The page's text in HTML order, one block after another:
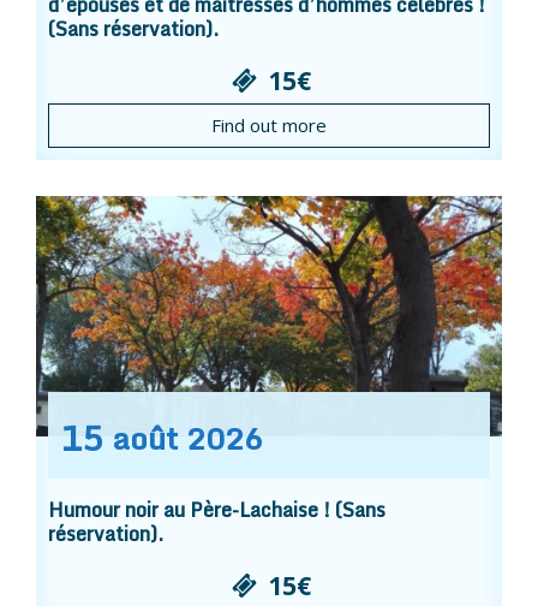
(Sans réservation).
15€
Find out more
15 août 2026
Humour noir au Père-Lachaise ! (Sans
réservation).
15€